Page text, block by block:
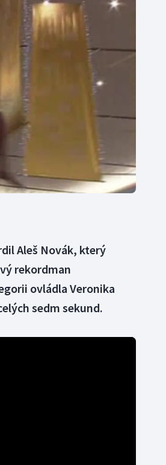
Triatlon
Veslování
Vodní slalom
Volejbal
Ostatní
Aleš Novák, který
rekordman
ovládla Veronika
sedm sekund.